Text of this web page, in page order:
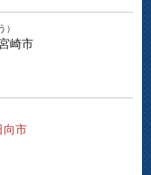
）
崎市
向市